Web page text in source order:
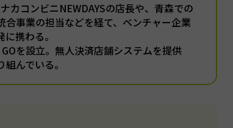
カコンビニNEWDAYSの店長や、青森での
合事業の担当などを経て、ベンチャー企業
携わる。
を設立。無人決済店舗システムを提供
んでいる。